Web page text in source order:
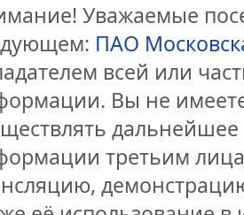
Уважаемые
ПАО
всей или
Вы не
третьим